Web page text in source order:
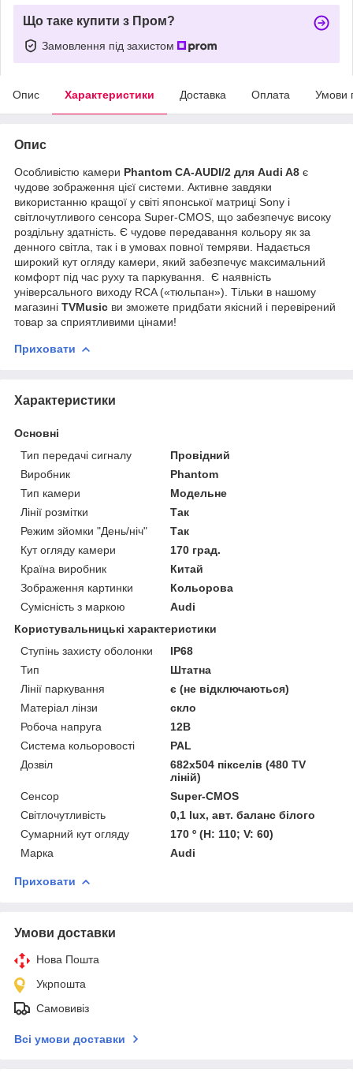
Що таке купити з Пром?
Замовлення під захистом
Опис Характеристики Доставка Оплата Умови
Опис
Особливістю камери Phantom CA-AUDI/2 для Audi A8 є
чудове зображення цієї системи. Активне завдяки
використанню кращої у світі японської матриці Sony і
світлочутливого сенсора Super-CMOS, що забезпечує високу
роздільну здатність. Є чудове передавання кольору як за
денного світла, так і в умовах повної темряви. Надається
широкий кут огляду камери, який забезпечує максимальний
комфорт під час руху та паркування. Є наявність
універсального виходу RCA («тюльпан»). Тільки в нашому
магазині TVMusic ви зможете придбати якісний і перевірений
товар за сприятливими цінами!
Приховати
Характеристики
Основні
Тип передачі сигналу
Провідний
Виробник
Phantom
Тип камери
Модельне
Лінії розмітки
Так
Режим зйомки "День/ніч"
Так
Кут огляду камери
170 град.
Країна виробник
Китай
Зображення картинки
Кольорова
Сумісність з маркою
Audi
Користувальницькі характеристики
Ступінь захисту оболонки
IP68
Тип
Штатна
Лінії паркування
є (не відключаються)
Матеріал лінзи
скло
Робоча напруга
12В
Система кольоровості
PAL
Дозвіл
682х504 пікселів (480 TV
ліній)
Сенсор
Super-CMOS
Світлочутливість
0,1 lux, авт. баланс білого
Сумарний кут огляду
170 º (H: 110; V: 60)
Марка
Audi
Приховати
Умови доставки
Нова Пошта
Укрпошта
Самовивіз
Всі умови доставки